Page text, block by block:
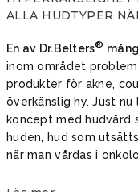
ALLA HUDTYPER
En av Dr.Belters®
inom området
produkter för akne,
överkänslig hy. Just
koncept med hudvård
huden, hud som
när man vårdas i